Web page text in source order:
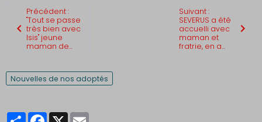
Précédent :
"Tout se passe
très bien avec
Isis" jeune
maman de...
Suivant :
SEVERUS a été
accuelli avec
maman et
fratrie, en a...
Nouvelles de nos adoptés
PartagerFacebook
X